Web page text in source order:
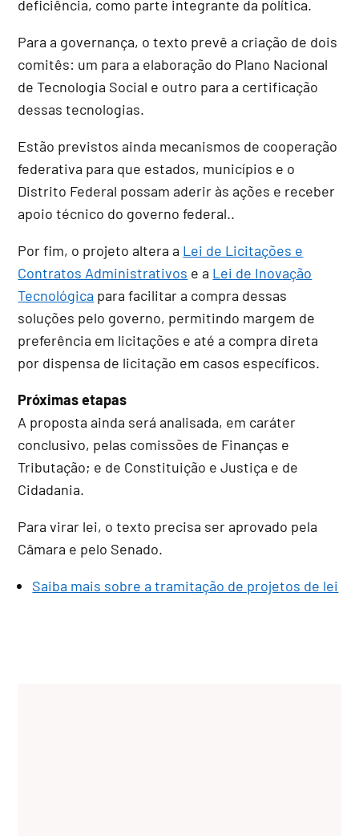
deficiência, como parte integrante da política.
Para a governança, o texto prevê a criação de dois
comitês: um para a elaboração do Plano Nacional
de Tecnologia Social e outro para a certificação
dessas tecnologias.
Estão previstos ainda mecanismos de cooperação
federativa para que estados, municípios e o
Distrito Federal possam aderir às ações e receber
apoio técnico do governo federal..
Por fim, o projeto altera a Lei de Licitações e
Contratos Administrativos e a Lei de Inovação
Tecnológica para facilitar a compra dessas
soluções pelo governo, permitindo margem de
preferência em licitações e até a compra direta
por dispensa de licitação em casos específicos.
Próximas etapas
A proposta ainda será analisada, em caráter
conclusivo, pelas comissões de Finanças e
Tributação; e de Constituição e Justiça e de
Cidadania.
Para virar lei, o texto precisa ser aprovado pela
Câmara e pelo Senado.
Saiba mais sobre a tramitação de projetos de lei